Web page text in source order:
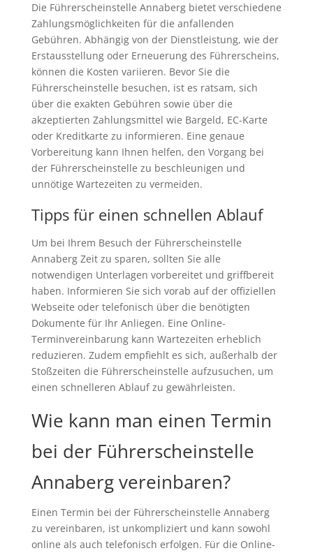
Die Führerscheinstelle Annaberg bietet verschiedene
Zahlungsmöglichkeiten für die anfallenden
Gebühren. Abhängig von der Dienstleistung, wie der
Erstausstellung oder Erneuerung des Führerscheins,
können die Kosten variieren. Bevor Sie die
Führerscheinstelle besuchen, ist es ratsam, sich
über die exakten Gebühren sowie über die
akzeptierten Zahlungsmittel wie Bargeld, EC-Karte
oder Kreditkarte zu informieren. Eine genaue
Vorbereitung kann Ihnen helfen, den Vorgang bei
der Führerscheinstelle zu beschleunigen und
unnötige Wartezeiten zu vermeiden.
Tipps für einen schnellen Ablauf
Um bei Ihrem Besuch der Führerscheinstelle
Annaberg Zeit zu sparen, sollten Sie alle
notwendigen Unterlagen vorbereitet und griffbereit
haben. Informieren Sie sich vorab auf der offiziellen
Webseite oder telefonisch über die benötigten
Dokumente für Ihr Anliegen. Eine Online-
Terminvereinbarung kann Wartezeiten erheblich
reduzieren. Zudem empfiehlt es sich, außerhalb der
Stoßzeiten die Führerscheinstelle aufzusuchen, um
einen schnelleren Ablauf zu gewährleisten.
Wie kann man einen Termin
bei der Führerscheinstelle
Annaberg vereinbaren?
Einen Termin bei der Führerscheinstelle Annaberg
zu vereinbaren, ist unkompliziert und kann sowohl
online als auch telefonisch erfolgen. Für die Online-